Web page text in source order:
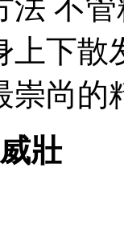
法 不
上下
崇尚的
壯